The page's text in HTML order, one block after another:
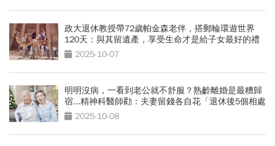
政大退休教授帶72歲帕金森老伴，搭郵輪環遊世界
120天：與其留遺產，享受生命才是給子女最好的禮
物 2025-10-07
明明沒病，一看到老公就不舒服？熟齡離婚是最糟歸
宿...精神科醫師勸：夫妻留錢各自花「退休後5個相處
之道」
2025-10-08